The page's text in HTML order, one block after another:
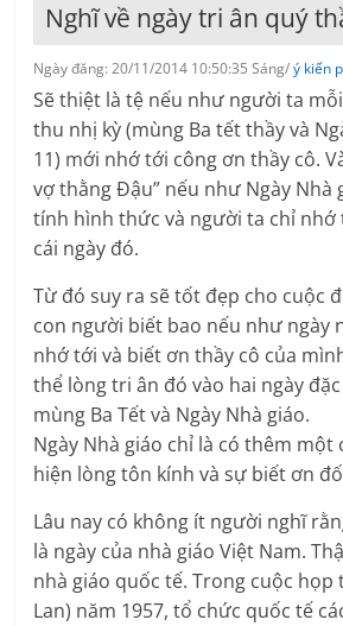
Nghĩ về ngày tri ân quý
Ngày đăng: 20/11/2014 10:50:35 Sáng/ý kiến
Sẽ thiệt là tệ nếu như người ta
thu nhị kỳ (mùng Ba tết thầy và
11) mới nhớ tới công ơn thầy cô.
vợ thằng Đậu” nếu như Ngày Nhà
tính hình thức và người ta chỉ nhớ
cái ngày đó.
Từ đó suy ra sẽ tốt đẹp cho cuộc
con người biết bao nếu như ngày
nhớ tới và biết ơn thầy cô của
thể lòng tri ân đó vào hai ngày
mùng Ba Tết và Ngày Nhà giáo.
Ngày Nhà giáo chỉ là có thêm một
hiện lòng tôn kính và sự biết ơn
Lâu nay có không ít người nghĩ
là ngày của nhà giáo Việt Nam.
nhà giáo quốc tế. Trong cuộc họp
Lan) năm 1957, tổ chức quốc tế